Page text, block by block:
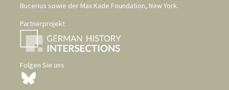
Bucerius sowie der Max Kade Foundation, New York.
Partnerprojekt
Folgen Sie uns